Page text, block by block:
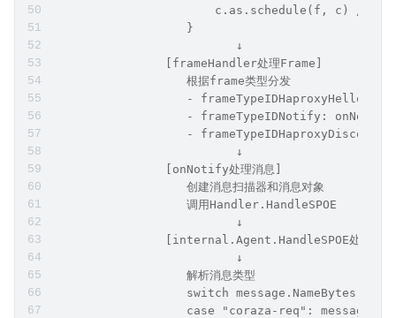
                          ↓
                [protocolClient.Serve]
                   循环处理Frame(连接中的数据读取)
                   for {
                       f := acquireFrame()
f.ReadFrom(c.rw) // 读取连
c.as.schedule(f, c) // 将 f
                          ↓
                [frameHandler处理Frame]
                   根据frame类型分发
- frameTypeIDHaproxyHello:
                   - frameTypeIDNotify: onNotify
-
                          ↓
                [onNotify处理消息]
                   创建消息扫描器和消息对象